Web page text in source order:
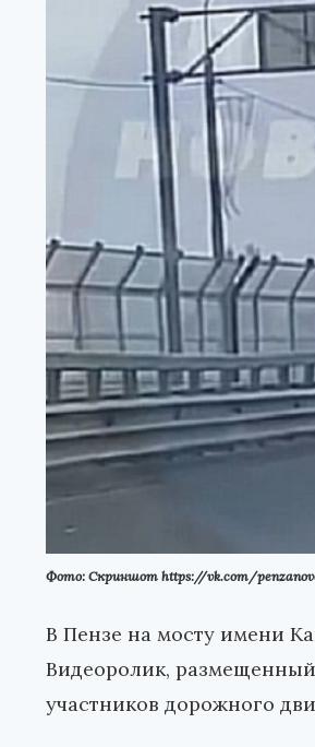
Фото: Скриншот https://vk.com/
В Пензе на мосту имени
Видеоролик, размещенный
участников дорожного